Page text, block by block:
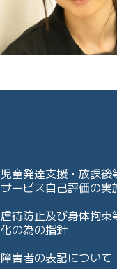
児童発達支援・放課後
サービス自己評価の実
虐待防止及び身体拘束
化の為の指針
障害者の表記について